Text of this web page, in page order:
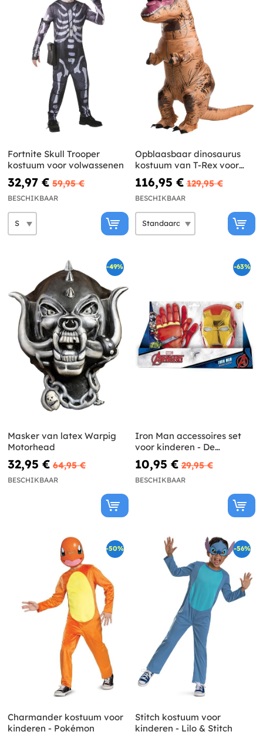
Fortnite Skull Trooper
kostuum voor volwassenen
32,97 € 59,95 €
BESCHIKBAAR
Opblaasbaar dinosaurus
kostuum van T-Rex voor
volwassenen - Jurassic
World
116,95 € 129,95 €
BESCHIKBAAR
-49%
Masker van latex Warpig
Motorhead
32,95 € 64,95 €
BESCHIKBAAR
-63%
Iron Man accessoires set
voor kinderen - De
Avengers
10,95 € 29,95 €
BESCHIKBAAR
-50%
Charmander kostuum voor
kinderen - Pokémon
-56%
Stitch kostuum voor
kinderen - Lilo & Stitch